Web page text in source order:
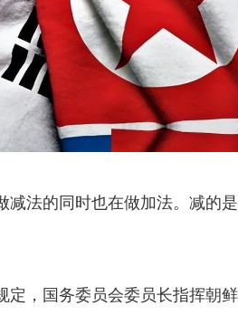
法的同时也在做加法。减的
，国务委员会委员长指挥朝